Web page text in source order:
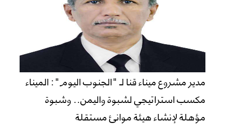
​مدير مشروع ميناء قنا لـ "الجنوب اليوم": الميناء
مكسب استراتيجي لشبوة واليمن.. وشبوة
مؤهلة لإنشاء هيئة موانئ مستقلة